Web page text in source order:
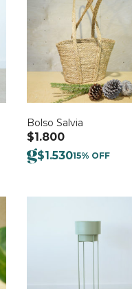
Bolso Salvia
$1.800
$1.53015% OFF